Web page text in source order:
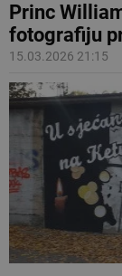
Princ
fotografiju
15.03.2026 21:15